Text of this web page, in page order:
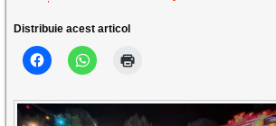
Distribuie acest articol